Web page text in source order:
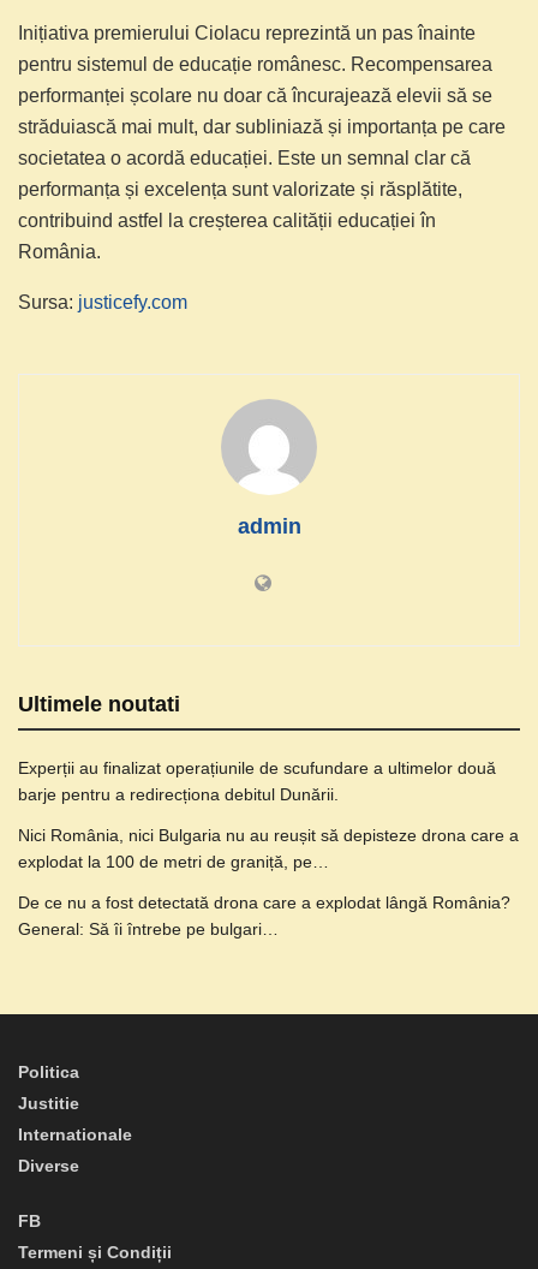
Inițiativa premierului Ciolacu reprezintă un pas înainte
pentru sistemul de educație românesc. Recompensarea
performanței școlare nu doar că încurajează elevii să se
străduiască mai mult, dar subliniază și importanța pe care
societatea o acordă educației. Este un semnal clar că
performanța și excelența sunt valorizate și răsplătite,
contribuind astfel la creșterea calității educației în
România.
Sursa: justicefy.com
admin
Ultimele noutati
Experții au finalizat operațiunile de scufundare a ultimelor două
barje pentru a redirecționa debitul Dunării.
Nici România, nici Bulgaria nu au reușit să depisteze drona care a
explodat la 100 de metri de graniță, pe…
De ce nu a fost detectată drona care a explodat lângă România?
General: Să îi întrebe pe bulgari…
Politica
Justitie
Internationale
Diverse
FB
Termeni și Condiții